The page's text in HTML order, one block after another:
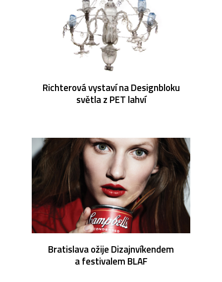
Richterová vystaví na Designbloku
světla z PET lahví
Bratislava ožije Dizajnvíkendem
a festivalem BLAF